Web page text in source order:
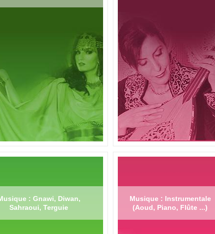
: Gnawi, Diwan,
Sahraoui, Terguie
Musique : Instrumentale
(Aoud, Piano, Flûte ...)